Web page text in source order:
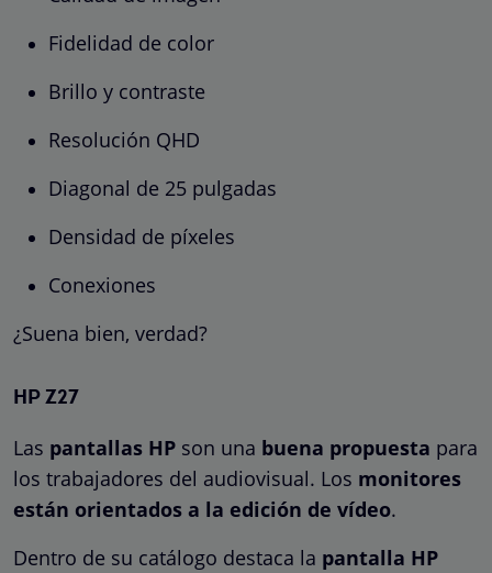
Fidelidad de color
Brillo y contraste
Resolución QHD
Diagonal de 25 pulgadas
Densidad de píxeles
Conexiones
¿Suena bien, verdad?
HP Z27
Las pantallas HP son una buena propuesta para
los trabajadores del audiovisual. Los monitores
están orientados a la edición de vídeo.
Dentro de su catálogo destaca la pantalla HP